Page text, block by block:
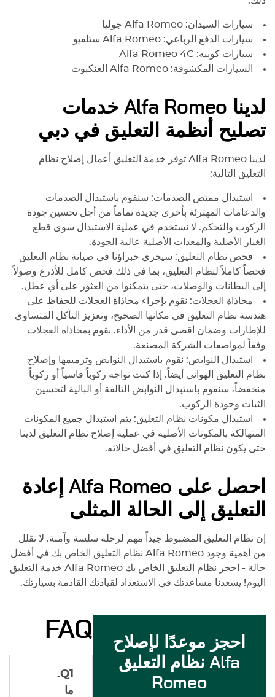
سيارات السيدان: Alfa Romeo جوليا
سيارات الدفع الرباعي: Alfa Romeo ستلفيو
سيارات كوبيه:
Alfa Romeo 4C
السيارات المكشوفة: Alfa Romeo العنكبوت
لدينا Alfa Romeoخدمات
تصليح أنظمة التعليق في دبي
لدينا Alfa Romeo توفر خدمة التعليق أعمال إصلاح نظام
التعليق التالية:
استبدال ممتص الصدمات: سنقوم باستبدال الصدمات
والدعامات المهترئة بأخرى جديدة تماماً من أجل تحسين جودة
الركوب والتحكم. لا نستخدم في عملية الاستبدال سوى قطع
الغيار الأصلية والمعدات الأصلية عالية الجودة.
فحص نظام التعليق: سيجري خبراؤنا في صيانة نظام التعليق
فحصاً كاملاً لنظام التعليق، بما في ذلك فحص كامل للأذرع وصولاً
إلى البطانات والوصلات، حتى يتمكنوا من العثور على أي عطل.
محاذاة العجلات: نقوم بإجراء محاذاة العجلات للحفاظ على
هندسة نظام التعليق في مكانها الصحيح، وتعزيز التآكل المتساوي
للإطارات وضمان أقصى قدر من الأداء. نقوم بمحاذاة العجلات
وفقاً لمواصفات الشركة المصنعة.
استبدال النوابض: نقوم باستبدال النوابض وترميمها وإصلاح
نظام التعليق الهوائي أيضاً. إذا كنت تواجه ركوباً قاسياً أو ركوباً
منخفضاً، سنقوم باستبدال النوابض التالفة أو البالية لتحسين
الثبات وجودة الركوب.
استبدال مكونات نظام التعليق: يتم استبدال جميع المكونات
المتهالكة بالمكونات الأصلية في عملية إصلاح نظام التعليق لدينا
حتى يكون نظام التعليق في أفضل حالاته.
احصل على Alfa Romeoإعادة
التعليق إلى الحالة المثلى
إن نظام التعليق المضبوط جيداً مهم لرحلة سلسة وآمنة. لا تقلل
من أهمية وجود Alfa Romeo نظام التعليق الخاص بك في أفضل
حالة - احجز نظام التعليق الخاص بك Alfa Romeo خدمة التعليق
اليوم! يسعدنا مساعدتك في الاستعداد لقيادتك القادمة بسيارتك.
FAQ
Q1.
ما
احجز موعدًا لإصلاح
نظام التعليق Alfa
Romeo